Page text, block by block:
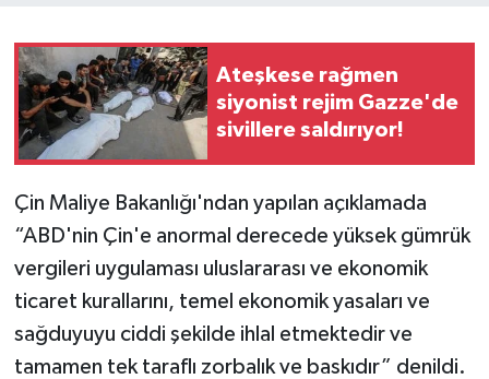
Ateşkese rağmen
siyonist rejim Gazze'de
sivillere saldırıyor!
Çin Maliye Bakanlığı'ndan yapılan açıklamada
“ABD'nin Çin'e anormal derecede yüksek gümrük
vergileri uygulaması uluslararası ve ekonomik
ticaret kurallarını, temel ekonomik yasaları ve
sağduyuyu ciddi şekilde ihlal etmektedir ve
tamamen tek taraflı zorbalık ve baskıdır” denildi.